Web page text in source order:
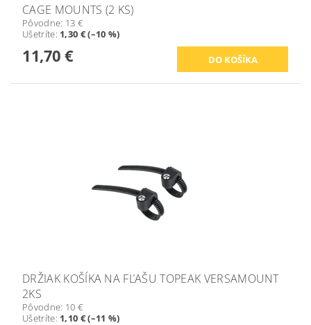
CAGE MOUNTS (2 KS)
Pôvodne: 13 €
Ušetríte: 1,30 € (–10 %)
11,70 €
DRŽIAK KOŠÍKA NA FĽAŠU TOPEAK VERSAMOUNT
2KS
Pôvodne: 10 €
Ušetríte: 1,10 € (–11 %)